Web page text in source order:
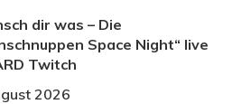
dir was – Die
Space Night“ live
Twitch
2026